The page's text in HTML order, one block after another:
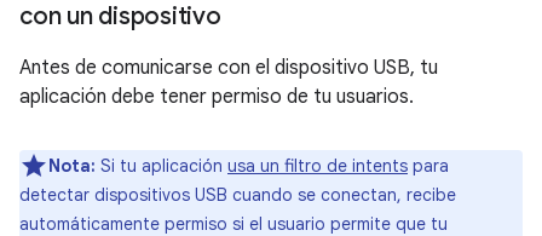
con un dispositivo
Antes de comunicarse con el dispositivo USB, tu
aplicación debe tener permiso de tu usuarios.
Nota: Si tu aplicación usa un filtro de intents para
detectar dispositivos USB cuando se conectan, recibe
automáticamente permiso si el usuario permite que tu